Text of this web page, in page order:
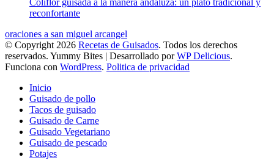
Coliflor guisada a la manera andaluza: un plato tradicional y
reconfortante
oraciones a san miguel arcangel
© Copyright 2026 Recetas de Guisados. Todos los derechos
reservados. Yummy Bites | Desarrollado porWP Delicious.
Funciona con WordPress. Politica de privacidad
Inicio
Guisado de pollo
Tacos de guisado
Guisado de Carne
Guisado Vegetariano
Guisado de pescado
Potajes